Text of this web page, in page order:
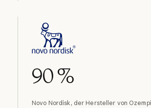
90 %
Novo Nordisk, der Hersteller von